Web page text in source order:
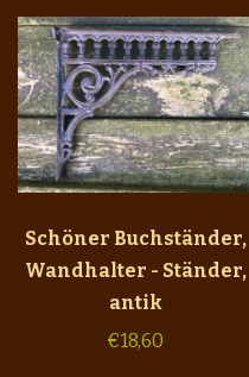
Schöner Buchständer,
Wandhalter - Ständer,
antik
€18,60